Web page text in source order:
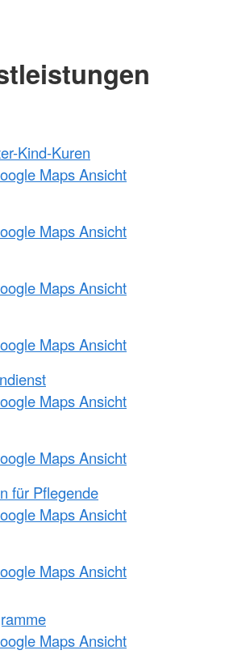
Kind-Kuren
Maps Ansicht
Maps Ansicht
Maps Ansicht
Maps Ansicht
Maps Ansicht
Maps Ansicht
für Pflegende
Maps Ansicht
Maps Ansicht
Maps Ansicht